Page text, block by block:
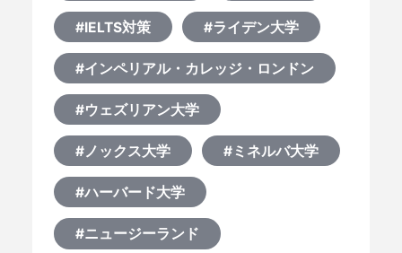
#IELTS対策 #ライデン大学
#インペリアル・カレッジ・ロンドン
#ウェズリアン大学
#ノックス大学 #ミネルバ大学
#ハーバード大学
#ニュージーランド